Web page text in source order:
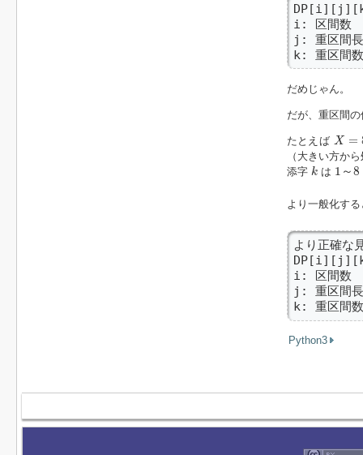
i: 区間数
j: 重区間
k: 重区
だめじゃん。
だが、重区間
たとえば X =
X=
（大きい方か
添字 k
kは 1 ～8
1～ 8
より一般化する
より正確な
i: 区間数
j: 重区間
k: 重区間
Python3